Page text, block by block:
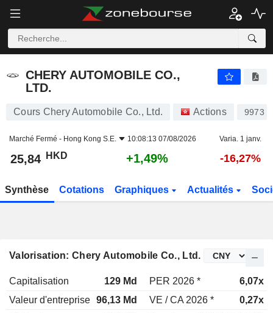
CHERY AUTOMOBILE CO.,
LTD.
Cours Chery Automobile Co., Ltd. Actions 9973
Marché Fermé - Hong Kong S.E. 10:08:13 07/08/2026 Varia. 1 janv.
25,84 HKD +1,49% -16,27%
Synthèse Cotations Graphiques Actualités
Valorisation: Chery Automobile Co., Ltd.
Capitalisation 129 Md PER 2026 *
6,07x
Valeur d'entreprise 96,13 Md VE / CA 2026 *
0,27x